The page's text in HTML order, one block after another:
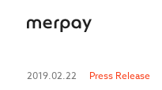
ホーム
2019.02.22 Press Release